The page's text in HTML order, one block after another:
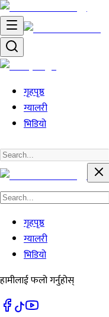
गृहपृष्ठ
ग्यालरी
भिडियो
गृहपृष्ठ
ग्यालरी
भिडियो
हामीलाई फलो गर्नुहोस्